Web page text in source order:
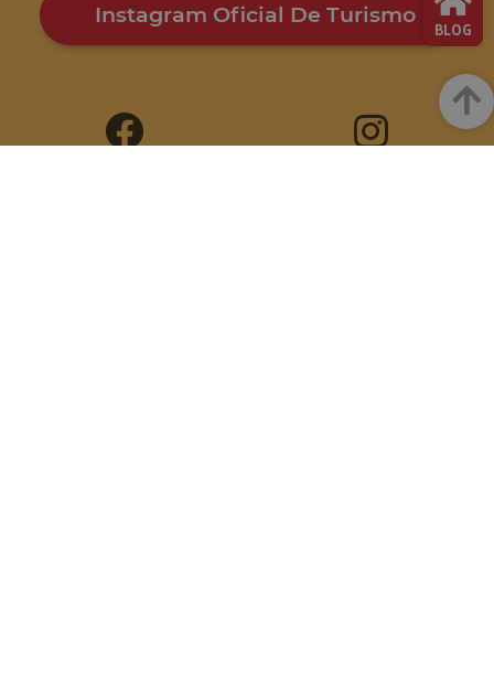
BLOG
Instagram Oficial De Turismo